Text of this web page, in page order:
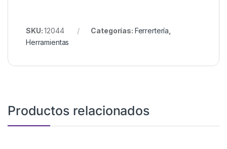
SKU:12044 Categorías: Ferrertería
Herramientas
Productos relacionados